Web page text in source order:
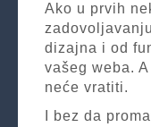
Ako u prvih
dizajna i od
vašeg weba.
neće vratiti.
I bez da